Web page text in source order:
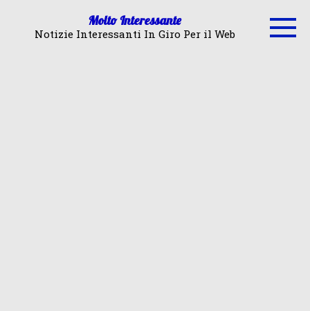
Molto Interessante
Notizie Interessanti In Giro Per il Web